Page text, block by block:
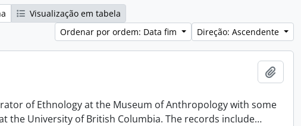
Visualização em tabela
Ordenar por ordem: Data fim
Direção: Ascendente
of Ethnology at the Museum of Anthropology with some
the University of British Columbia. The records include…